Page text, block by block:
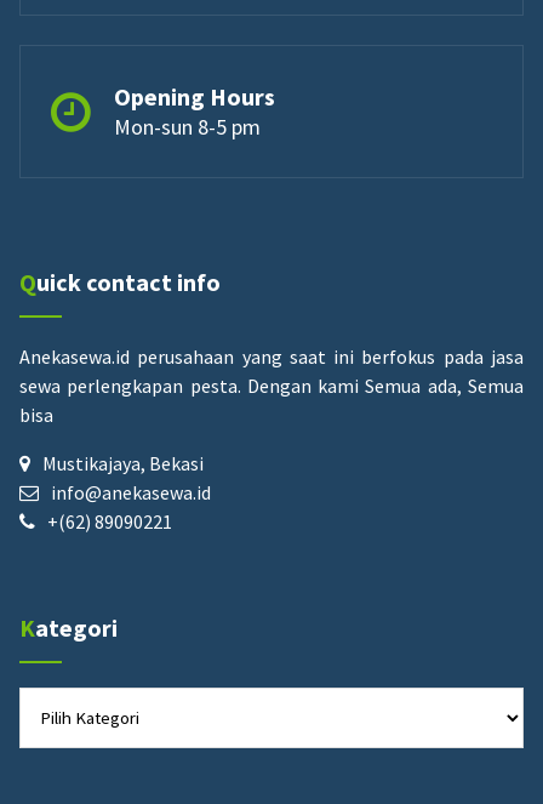
Opening Hours
Mon-sun 8-5 pm
Quick contact info
Anekasewa.id perusahaan yang saat ini berfokus pada jasa
sewa perlengkapan pesta. Dengan kami Semua ada, Semua
bisa
Mustikajaya, Bekasi
info@anekasewa.id
+(62) 89090221
Kategori